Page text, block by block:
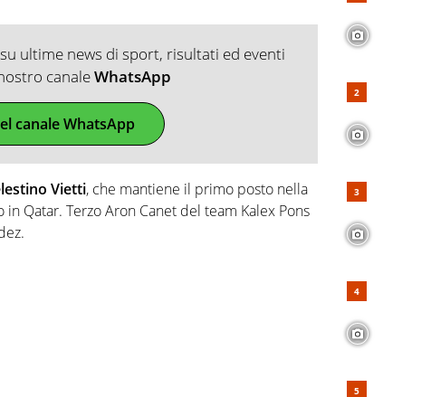
ultime news di sport, risultati ed eventi
canaleWhatsApp
canale WhatsApp
Vietti, che mantiene il primo posto nella
Qatar. Terzo Aron Canet del team Kalex Pons